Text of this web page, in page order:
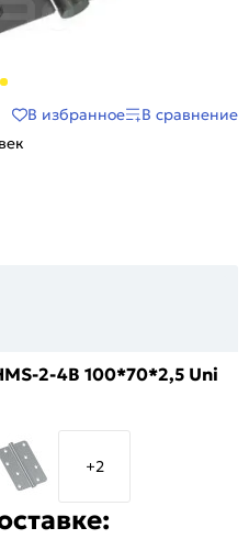
В избранное
В сравнение
2-4B 100*70*2,5 Uni
+2